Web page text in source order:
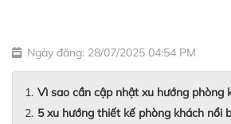
Ngày đăng: 28/07/2025 04:54 PM
Vì sao cần cập nhật xu hướng phòng
5 xu hướng thiết kế phòng khách nổi